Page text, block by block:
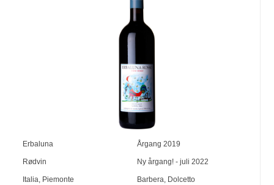
Erbaluna Årgang 2019
Rødvin Ny årgang! - juli 2022
Italia, Piemonte Barbera, Dolcetto